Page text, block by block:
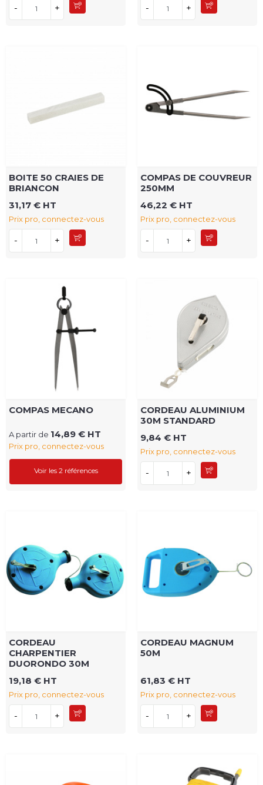
- + - +
BOITE 50 CRAIES DE
BRIANCON
31,17 € HT
Prix pro, connectez-vous
- +
COMPAS DE COUVREUR
250MM
46,22 € HT
Prix pro, connectez-vous
- +
COMPAS MECANO
A partir de 14,89 € HT
Prix pro, connectez-vous
Voir les 2 références
CORDEAU ALUMINIUM
30M STANDARD
9,84 € HT
Prix pro, connectez-vous
- +
CORDEAU
CHARPENTIER
DUORONDO 30M
19,18 € HT
Prix pro, connectez-vous
- +
CORDEAU MAGNUM
50M
61,83 € HT
Prix pro, connectez-vous
- +